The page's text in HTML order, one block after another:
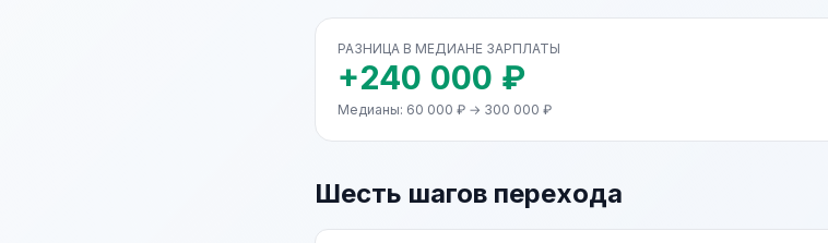
РАЗНИЦА В МЕДИАНЕ ЗАРПЛАТЫ
+240 000 ₽
Медианы: 60 000 ₽ → 300 000 ₽
Шесть шагов перехода